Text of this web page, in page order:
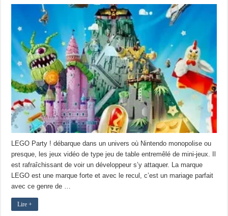
LEGO Party ! débarque dans un univers où Nintendo monopolise ou
presque, les jeux vidéo de type jeu de table entremêlé de mini-jeux. Il
est rafraîchissant de voir un développeur s’y attaquer. La marque
LEGO est une marque forte et avec le recul, c’est un mariage parfait
avec ce genre de …
Lire +